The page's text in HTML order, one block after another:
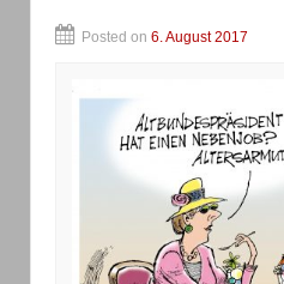
Posted on 6. August 2017